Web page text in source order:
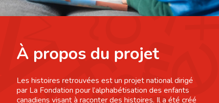
À propos du projet
Les histoires retrouvées est un projet national dirigé
par La Fondation pour l’alphabétisation des enfants
canadiens visant à raconter des histoires. Il a été créé